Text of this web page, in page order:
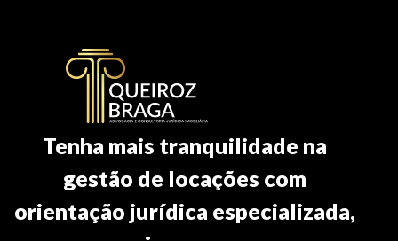
Tenha mais tranquilidade na
gestão de locações com
orientação jurídica especializada,